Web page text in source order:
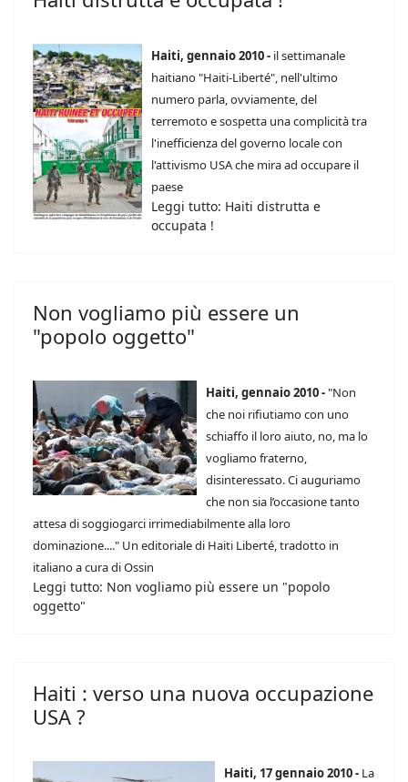
Haiti, gennaio 2010 - il settimanale
haitiano "Haiti-Liberté", nell'ultimo
numero parla, ovviamente, del
terremoto e sospetta una complicità tra
l'inefficienza del governo locale con
l'attivismo USA che mira ad occupare il
paese
Leggi tutto: Haiti distrutta e
occupata !
Non vogliamo più essere un
"popolo oggetto"
Haiti, gennaio 2010 -"Non
che noi rifiutiamo con uno
schiaffo il loro aiuto, no, ma lo
vogliamo fraterno,
disinteressato. Ci auguriamo
che non sia l’occasione tanto
attesa di soggiogarci irrimediabilmente alla loro
dominazione...." Un editoriale di Haiti Liberté, tradotto in
italiano a cura di Ossin
Leggi tutto: Non vogliamo più essere un "popolo
oggetto"
Haiti : verso una nuova occupazione
USA ?
Haiti, 17 gennaio 2010 - La